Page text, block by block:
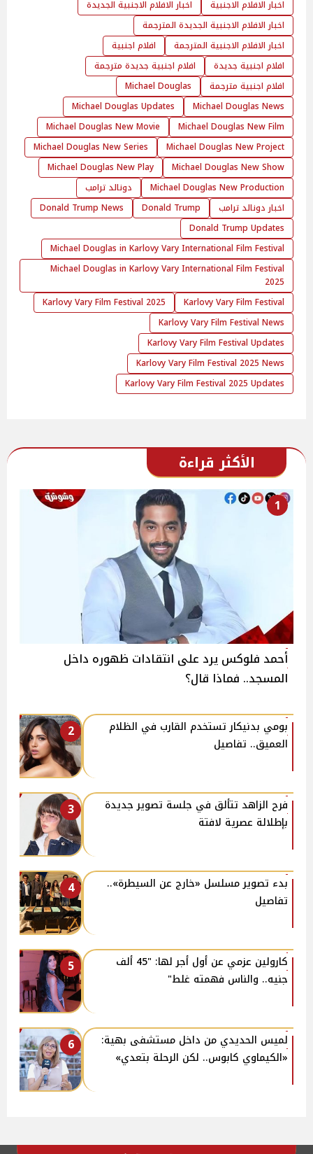
اخبار الافلام الاجنبية
اخبار الافلام الاجنبية الجديدة
اخبار الافلام الاجنبية الجديدة المترجمة
اخبار الافلام الاجنبية المترجمة
افلام اجنبية
افلام اجنبية جديدة
افلام اجنبية جديدة مترجمة
افلام اجنبية مترجمة
Michael Douglas
Michael Douglas News
Michael Douglas Updates
Michael Douglas New Film
Michael Douglas New Movie
Michael Douglas New Project
Michael Douglas New Series
Michael Douglas New Show
Michael Douglas New Play
Michael Douglas New Production
دونالد ترامب
اخبار دونالد ترامب
Donald Trump
Donald Trump News
Donald Trump Updates
Michael Douglas in Karlovy Vary International Film Festival
Michael Douglas in Karlovy Vary International Film Festival
2025
Karlovy Vary Film Festival
Karlovy Vary Film Festival 2025
Karlovy Vary Film Festival News
Karlovy Vary Film Festival Updates
Karlovy Vary Film Festival 2025 News
Karlovy Vary Film Festival 2025 Updates
الأكثر قراءة
1
أحمد فلوكس يرد على انتقادات ظهوره داخل
المسجد.. فماذا قال؟
2
بومي بدنيكار تستخدم القارب في الظلام
العميق.. تفاصيل
3
فرح الزاهد تتألق في جلسة تصوير جديدة
بإطلالة عصرية لافتة
4
بدء تصوير مسلسل «خارج عن السيطرة»..
تفاصيل
5
كارولين عزمي عن أول أجر لها: "45 ألف
جنيه.. والناس فهمته غلط"
6
لميس الحديدي من داخل مستشفى بهية:
«الكيماوي كابوس.. لكن الرحلة بتعدي»